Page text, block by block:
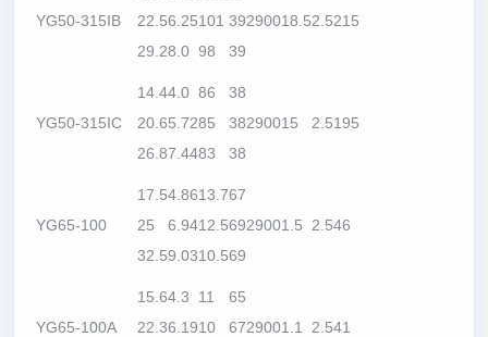
YG50-315IB
22.5
29.2
6.25
8.0
101
98
39
39
290018.52.5215
YG50-315IC
14.4
20.6
26.8
4.0
5.72
7.44
86
85
83
38
38
38
290015 2.5195
YG65-100
17.5
25
32.5
4.86
6.94
9.03
13.7
12.5
10.5
67
69
69
29001.5 2.546
YG65-100A
15.6
22.3
4.3
6.19
11
10
65
6729001.1 2.541